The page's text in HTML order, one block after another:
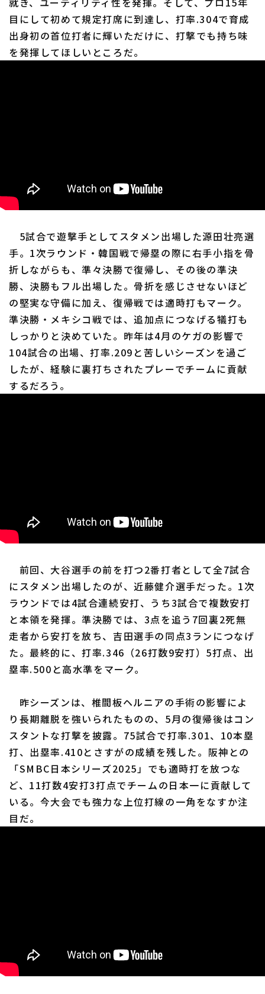
目にして初めて規定打席に到達し、打率.304で育成
出身初の首位打者に輝いただけに、打撃でも持ち味
を発揮してほしいところだ。
5試合で遊撃手としてスタメン出場した源田壮亮選
手。1次ラウンド・韓国戦で帰塁の際に右手小指を骨
折しながらも、準々決勝で復帰し、その後の準決
勝、決勝もフル出場した。骨折を感じさせないほど
の堅実な守備に加え、復帰戦では適時打もマーク。
準決勝・メキシコ戦では、追加点につなげる犠打も
しっかりと決めていた。昨年は4月のケガの影響で
104試合の出場、打率.209と苦しいシーズンを過ご
したが、経験に裏打ちされたプレーでチームに貢献
するだろう。
前回、大谷選手の前を打つ2番打者として全7試合
にスタメン出場したのが、近藤健介選手だった。1次
ラウンドでは4試合連続安打、うち3試合で複数安打
と本領を発揮。準決勝では、3点を追う7回裏2死無
走者から安打を放ち、吉田選手の同点3ランにつなげ
た。最終的に、打率.346（26打数9安打）5打点、出
塁率.500と高水準をマーク。
昨シーズンは、椎間板ヘルニアの手術の影響によ
り長期離脱を強いられたものの、5月の復帰後はコン
スタントな打撃を披露。75試合で打率.301、10本塁
打、出塁率.410とさすがの成績を残した。阪神との
「SMBC日本シリーズ2025」でも適時打を放つな
ど、11打数4安打3打点でチームの日本一に貢献して
いる。今大会でも強力な上位打線の一角をなすか注
目だ。